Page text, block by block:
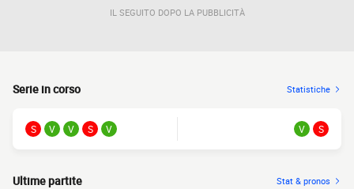
IL SEGUITO DOPO LA PUBBLICITÀ
Serie in corso Statistiche
S V V S V V S
Ultime partite Stat & pronos